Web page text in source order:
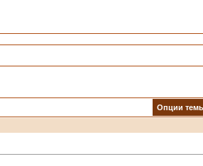
Опции